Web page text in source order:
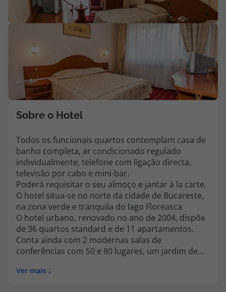
Agências
Contactos
Apoio ao cliente em Portugal
218 925 471
218 925 471
Custo de uma chamada para a rede fixa nacional.
A sua agência de viagens Top Atlântico tem a preocupação de estar
sempre mais perto de si, para maior comodidade e total facilidade
na marcação das suas viagens, tem ainda ao seu dispor o nosso call
center a funcionar todos os dias úteis das 10:00 às 20:00 e Sábado
das 10:00 às 14:00.
topatlantico@topatlantico.com
Sobre o Hotel
Todos os funcionais quartos contemplam casa de
banho completa, ar condicionado regulado
individualmente, telefone com ligação directa,
televisão por cabo e mini-bar.
Poderá requisitar o seu almoço e jantar à la carte.
O hotel situa-se no norte da cidade de Bucareste,
na zona verde e tranquila do lago Floreasca
O hotel urbano, renovado no ano de 2004, dispõe
de 36 quartos standard e de 11 apartamentos.
Conta ainda com 2 modernas salas de
conferências com 50 e 80 lugares, um jardim de
uma sala de pequenos-almoços e um restaurante
Ver mais